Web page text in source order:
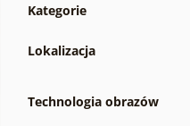
Kategorie
Lokalizacja
Technologia obrazów